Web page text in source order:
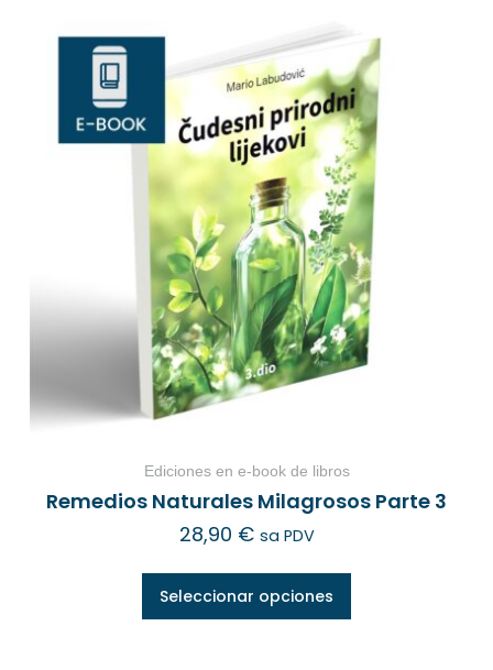
Ediciones en e-book de libros
Remedios Naturales Milagrosos Parte 3
28,90 € sa PDV
Seleccionar opciones